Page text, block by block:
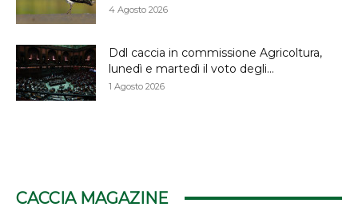
4 Agosto 2026
Ddl caccia in commissione Agricoltura,
lunedì e martedì il voto degli...
1 Agosto 2026
CACCIA MAGAZINE